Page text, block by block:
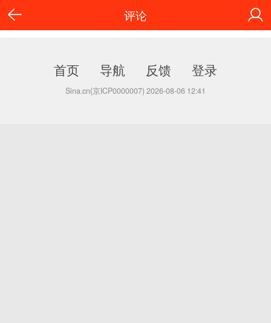
评论
首页 导航 反馈 登录
Sina.cn(京ICP0000007) 2026-08-06 12:41